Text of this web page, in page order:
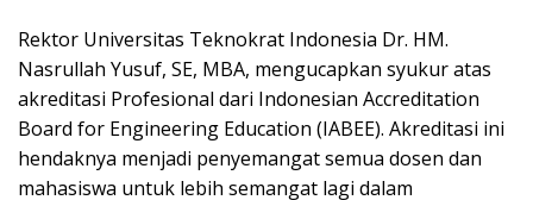
Rektor Universitas Teknokrat Indonesia Dr. HM.
Nasrullah Yusuf, SE, MBA, mengucapkan syukur atas
akreditasi Profesional dari Indonesian Accreditation
Board for Engineering Education (IABEE). Akreditasi ini
hendaknya menjadi penyemangat semua dosen dan
mahasiswa untuk lebih semangat lagi dalam